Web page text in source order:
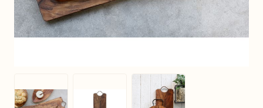
View larger imageView larger image
View larger image